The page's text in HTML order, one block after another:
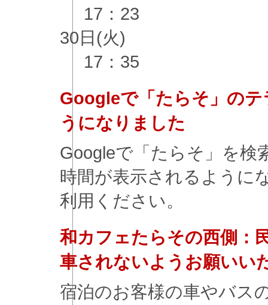
17：23
30日(火)
17：35
Googleで「たらそ」の
うになりました
Googleで「たらそ」を検
時間が表示されるように
利用ください。
和カフェたらその西側：
車されないようお願いい
宿泊のお客様の車やバス